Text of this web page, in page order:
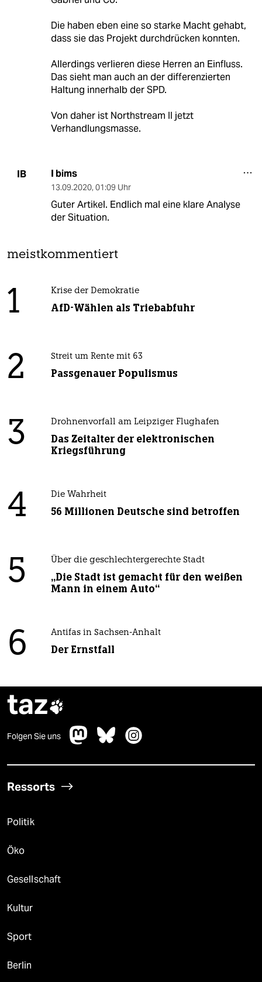
Die haben eben eine so starke Macht gehabt,
dass sie das Projekt durchdrücken konnten.
Allerdings verlieren diese Herren an Einfluss.
Das sieht man auch an der differenzierten
Haltung innerhalb der SPD.
Von daher ist Northstream II jetzt
Verhandlungsmasse.
IB I bims
13.09.2020, 01:09 Uhr
Guter Artikel. Endlich mal eine klare Analyse
der Situation.
meistkommentiert
1 Krise der Demokratie
AfD-Wählen als Triebabfuhr
2 Streit um Rente mit 63
Passgenauer Populismus
3 Drohnenvorfall am Leipziger Flughafen
Das Zeitalter der elektronischen
Kriegsführung
4 Die Wahrheit
56 Millionen Deutsche sind betroffen
5 Über die geschlechtergerechte Stadt
„Die Stadt ist gemacht für den weißen
Mann in einem Auto“
6 Antifas in Sachsen-Anhalt
Der Ernstfall
taz
Folgen Sie uns
Ressorts
Politik
Öko
Gesellschaft
Kultur
Sport
Berlin